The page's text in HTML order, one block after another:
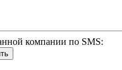
компании по SMS: